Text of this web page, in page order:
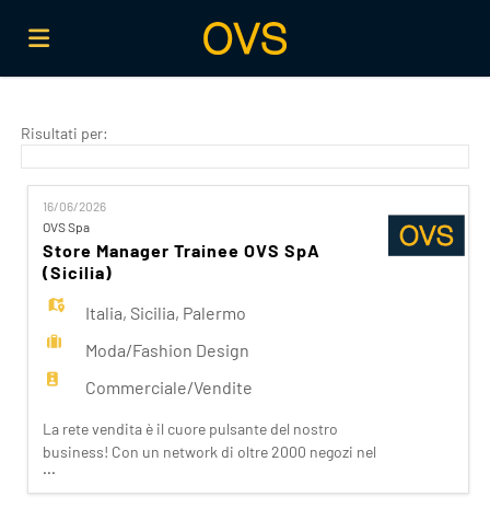
Offerte
di
lavoro
Carica
Login
EN
Risultati per:
16/06/2026
OVS Spa
Store Manager Trainee OVS SpA
(Sicilia)
Italia, Sicilia, Palermo
Moda/Fashion Design
Commerciale/Vendite
La rete vendita è il cuore pulsante del nostro
business! Con un network di oltre 2000 negozi nel
mondo e oltre 8000 dipendenti, lavoriamo ogni
giorno per realizzare la nostra mission di rendere il
...